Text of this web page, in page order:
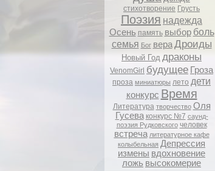
стихотворение Грусть
Поэзия надежда
Осень память выбор боль
семья Бог вера Дроиды
Новый Год драконы
VenomGirl будущее Гроза
проза миниатюры лето дети
конкурс Время
Литература творчество Оля
Гусева конкурс №7 саунд-
поэзия Рудковского человек
встреча литературное кафе
колыбельная Депрессия
измены вдохновение
ложь высокомерие